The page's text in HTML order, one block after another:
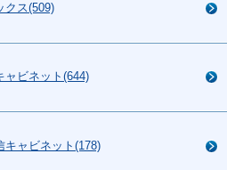
ス(509)
ビネット(644)
ャビネット(178)